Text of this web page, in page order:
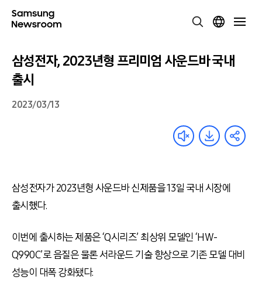
삼성전자, 2023년형 프리미엄 사운드바 국내
출시
2023/03/13
삼성전자가 2023년형 사운드바 신제품을 13일 국내 시장에
출시했다.
이번에 출시하는 제품은 ‘Q시리즈’ 최상위 모델인 ‘HW-
Q990C’로 음질은 물론 서라운드 기술 향상으로 기존 모델 대비
성능이 대폭 강화됐다.